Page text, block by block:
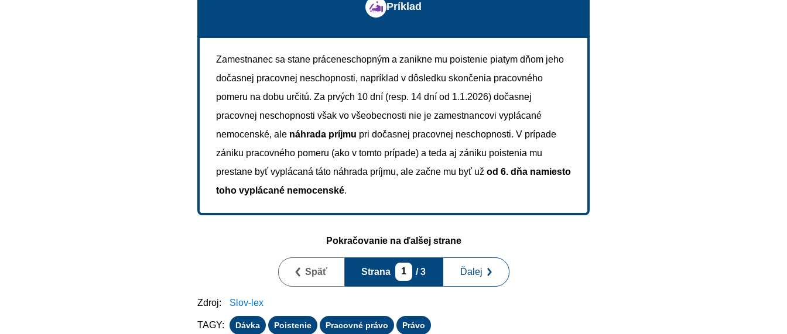
Príklad
Zamestnanec sa stane práceneschopným a zanikne mu poistenie piatym dňom jeho
dočasnej pracovnej neschopnosti, napríklad v dôsledku skončenia pracovného
pomeru na dobu určitú. Za prvých 10 dní (resp. 14 dní od 1.1.2026) dočasnej
pracovnej neschopnosti však vo všeobecnosti nie je zamestnancovi vyplácané
nemocenské, ale náhrada príjmu pri dočasnej pracovnej neschopnosti. V prípade
zániku pracovného pomeru (ako v tomto prípade) a teda aj zániku poistenia mu
prestane byť vyplácaná táto náhrada príjmu, ale začne mu byť už od 6. dňa namiesto
toho vyplácané nemocenské.
Pokračovanie na ďalšej strane
Späť Strana 1 / 3 Ďalej
Zdroj: Slov-lex
TAGY: Dávka Poistenie Pracovné právo Právo